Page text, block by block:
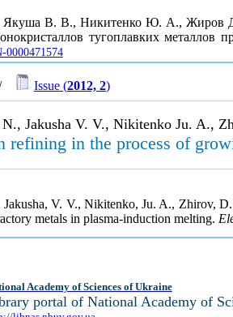
В. В., Никитенко Ю. А., Жиров Д.
тугоплавких металлов
0000471574
Issue (2012, 2)
Jakusha V. V., Nikitenko Ju. A.,
refining in the process of
V. V., Nikitenko, Ju. A., Zhirov,
metals in plasma-induction melting.
Academy of Sciences of Ukraine
portal of National Academy of